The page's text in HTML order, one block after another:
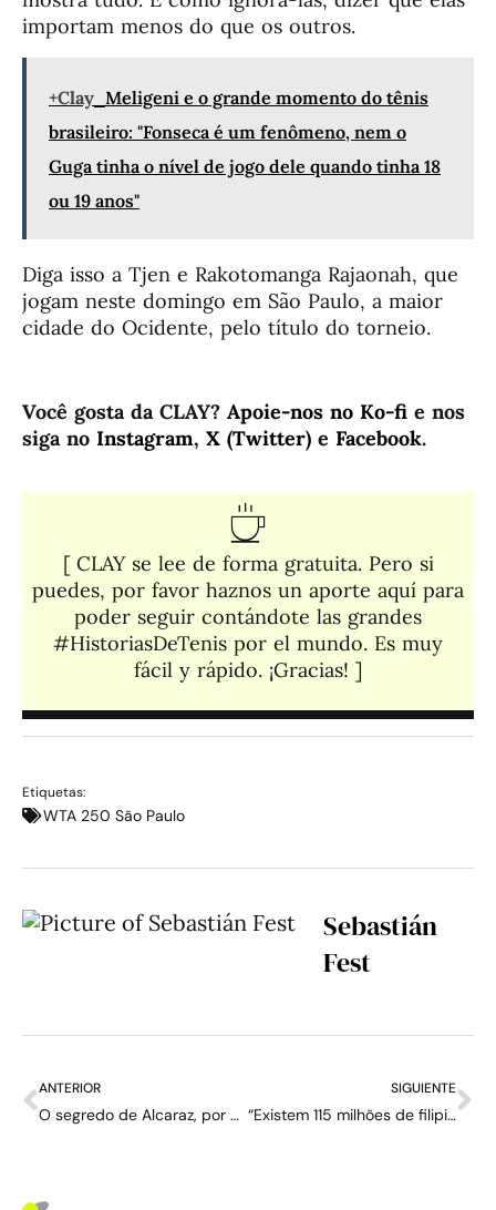
importam menos do que os outros.
+Clay Meligeni e o grande momento do tênis
brasileiro: "Fonseca é um fenômeno, nem o
Guga tinha o nível de jogo dele quando tinha 18
ou 19 anos"
Diga isso a Tjen e Rakotomanga Rajaonah, que
jogam neste domingo em São Paulo, a maior
cidade do Ocidente, pelo título do torneio.
Você gosta da CLAY? Apoie-nos no Ko-fi e nos
siga no Instagram, X (Twitter) e Facebook.
[ CLAY se lee de forma gratuita. Pero si
puedes, por favor haznos un aporte aquí para
poder seguir contándote las grandes
#HistoriasDeTenis por el mundo. Es muy
fácil y rápido. ¡Gracias! ]​
Etiquetas:
WTA 250 São Paulo
Sebastián
Fest
ANTERIOR
O segredo de Alcaraz, por Sergio García: “O golfe o ajuda a ser feliz”
SIGUIENTE
“Existem 115 milhões de filipinos, e eu sou a primeira tenista da história. É uma loucura” – Entrevista com Alexandra Eala